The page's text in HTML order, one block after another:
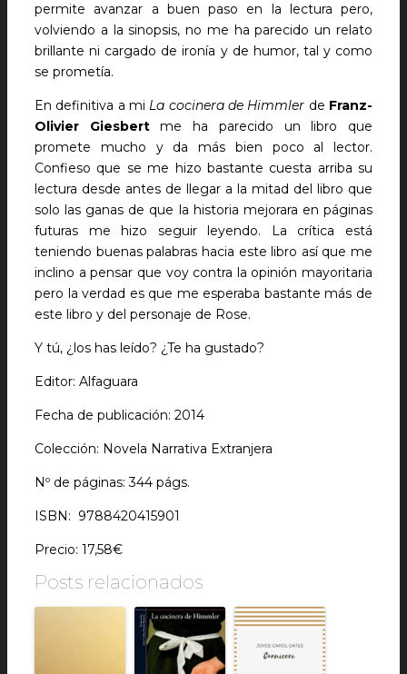
permite avanzar a buen paso en la lectura pero,
volviendo a la sinopsis, no me ha parecido un relato
brillante ni cargado de ironía y de humor, tal y como
se prometía.
En definitiva a mi La cocinera de Himmler de Franz-
Olivier Giesbertme ha parecido un libro que
promete mucho y da más bien poco al lector.
Confieso que se me hizo bastante cuesta arriba su
lectura desde antes de llegar a la mitad del libro que
solo las ganas de que la historia mejorara en páginas
futuras me hizo seguir leyendo. La crítica está
teniendo buenas palabras hacia este libro así que me
inclino a pensar que voy contra la opinión mayoritaria
pero la verdad es que me esperaba bastante más de
este libro y del personaje de Rose.
Y tú, ¿los has leído? ¿Te ha gustado?
Editor: Alfaguara
Fecha de publicación: 2014
Colección: Novela Narrativa Extranjera
Nº de páginas: 344 págs.
ISBN: 9788420415901
Precio: 17,58€
Posts relacionados